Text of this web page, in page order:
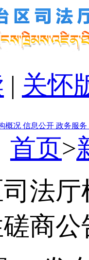
| 关怀
概况 信息公开 政务服务
首页>
法
商公